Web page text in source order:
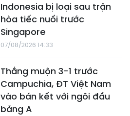
Indonesia bị loại sau trận
hòa tiếc nuối trước
Singapore
07/08/2026 14:33
Thắng muộn 3-1 trước
Campuchia, ĐT Việt Nam
vào bán kết với ngôi đầu
bảng A